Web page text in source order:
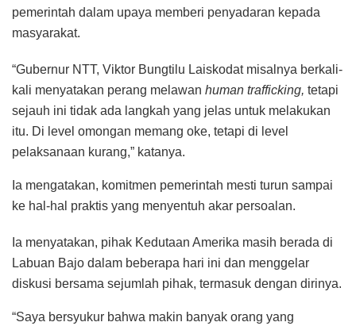
pemerintah dalam upaya memberi penyadaran kepada
masyarakat.
“Gubernur NTT, Viktor Bungtilu Laiskodat misalnya berkali-
kali menyatakan perang melawan human trafficking, tetapi
sejauh ini tidak ada langkah yang jelas untuk melakukan
itu. Di level omongan memang oke, tetapi di level
pelaksanaan kurang,” katanya.
Ia mengatakan, komitmen pemerintah mesti turun sampai
ke hal-hal praktis yang menyentuh akar persoalan.
Ia menyatakan, pihak Kedutaan Amerika masih berada di
Labuan Bajo dalam beberapa hari ini dan menggelar
diskusi bersama sejumlah pihak, termasuk dengan dirinya.
“Saya bersyukur bahwa makin banyak orang yang